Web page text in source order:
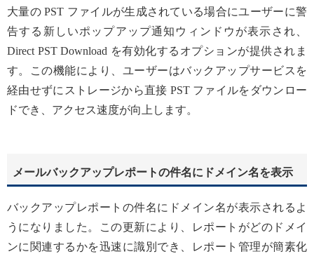
大量の PST ファイルが生成されている場合にユーザーに警
告する新しいポップアップ通知ウィンドウが表示され、
Direct PST Download を有効化するオプションが提供されま
す。この機能により、ユーザーはバックアップサービスを
経由せずにストレージから直接 PST ファイルをダウンロー
ドでき、アクセス速度が向上します。
メールバックアップレポートの件名にドメイン名を表示
バックアップレポートの件名にドメイン名が表示されるよ
うになりました。この更新により、レポートがどのドメイ
ンに関連するかを迅速に識別でき、レポート管理が簡素化